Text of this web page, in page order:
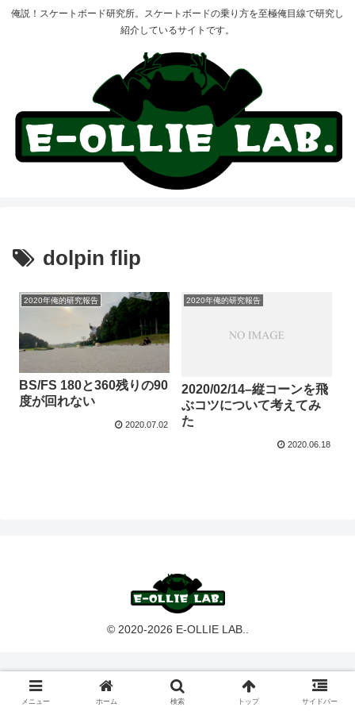
俺説！スケートボード研究所。スケートボードの乗り方を至極俺目線で研究し
紹介しているサイトです。
dolpin flip
2020年俺的研究報告
BS/FS 180と360残りの90
度が回れない
2020.07.02
2020年俺的研究報告
2020/02/14–縦コーンを飛
ぶコツについて考えてみ
た
2020.06.18
© 2020-2026 E-OLLIE LAB..
メニュー ホーム 検索 トップ サイドバー